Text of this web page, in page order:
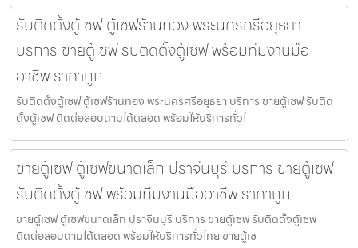
รับติดตั้งตู้เซฟ ตู้เซฟร้านทอง พระนครศรีอยุธยา
บริการ ขายตู้เซฟ รับติดตั้งตู้เซฟ พร้อมทีมงานมือ
อาชีพ ราคาถูก
รับติดตั้งตู้เซฟ ตู้เซฟร้านทอง พระนครศรีอยุธยา บริการ ขายตู้เซฟ รับติด
ตั้งตู้เซฟ ติดต่อสอบถามได้ตลอด พร้อมให้บริการทั่วไ
ขายตู้เซฟ ตู้เซฟขนาดเล็ก ปราจีนบุรี บริการ ขายตู้เซฟ
รับติดตั้งตู้เซฟ พร้อมทีมงานมืออาชีพ ราคาถูก
ขายตู้เซฟ ตู้เซฟขนาดเล็ก ปราจีนบุรี บริการ ขายตู้เซฟ รับติดตั้งตู้เซฟ
ติดต่อสอบถามได้ตลอด พร้อมให้บริการทั่วไทย ขายตู้เซ